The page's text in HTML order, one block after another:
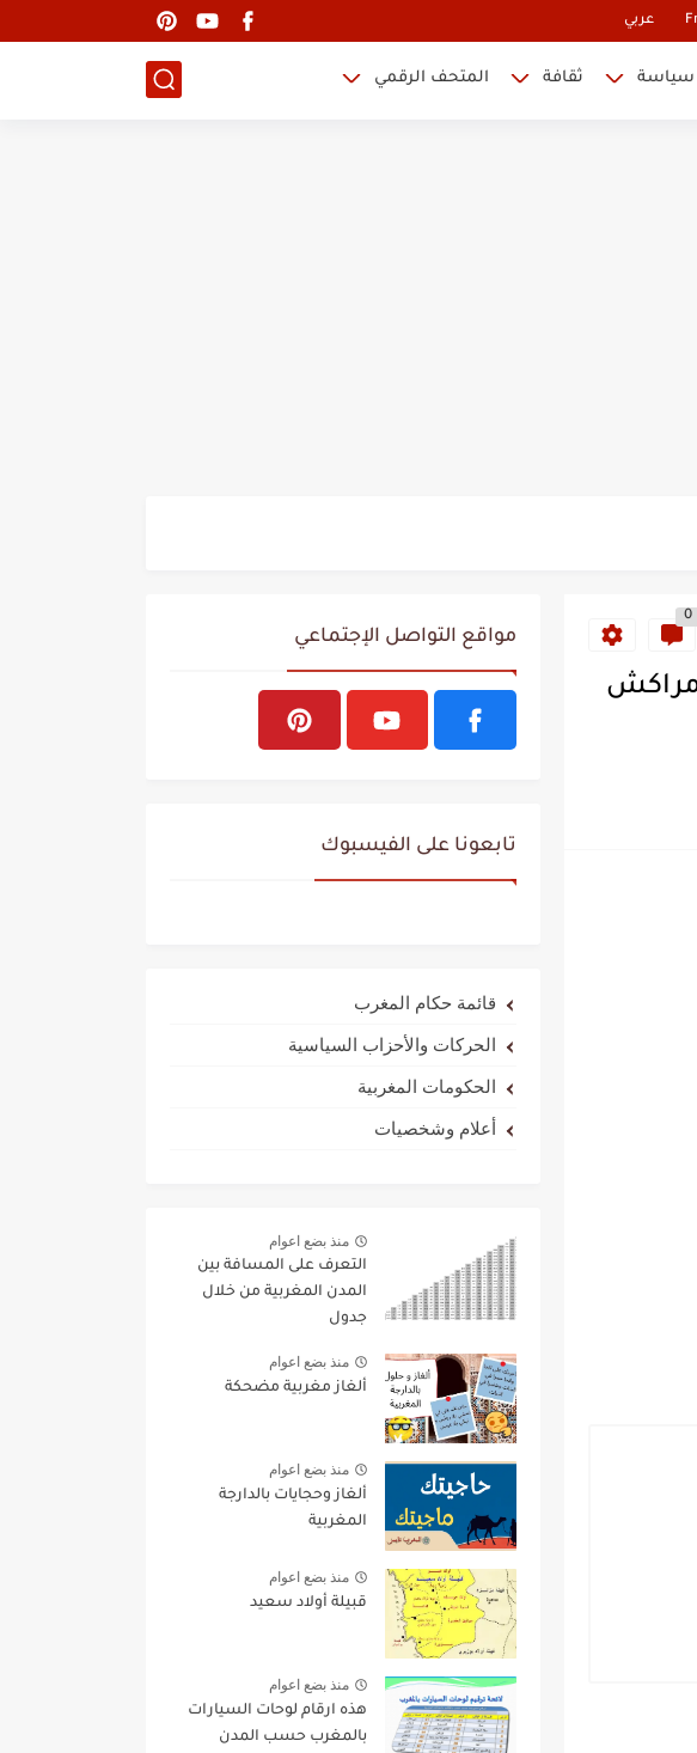
عربي
سياسة ثقافة المتحف الرقمي
0
مراكش
مواقع التواصل الإجتماعي
تابعونا على الفيسبوك
قائمة حكام المغرب
الحركات والأحزاب السياسية
الحكومات المغربية
أعلام وشخصيات
منذ بضع اعوام
التعرف على المسافة بين
المدن المغربية من خلال
جدول
منذ بضع اعوام
ألغاز مغربية مضحكة
منذ بضع اعوام
ألغاز وحجايات بالدارجة
المغربية
منذ بضع اعوام
قبيلة أولاد سعيد
منذ بضع اعوام
هذه ارقام لوحات السيارات
بالمغرب حسب المدن